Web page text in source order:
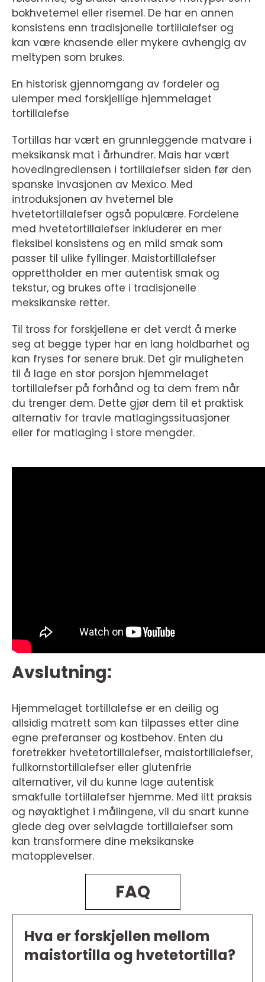
bokhvetemel eller risemel. De har en annen
konsistens enn tradisjonelle tortillalefser og
kan være knasende eller mykere avhengig av
meltypen som brukes.
En historisk gjennomgang av fordeler og
ulemper med forskjellige hjemmelaget
tortillalefse
Tortillas har vært en grunnleggende matvare i
meksikansk mat i århundrer. Mais har vært
hovedingrediensen i tortillalefser siden før den
spanske invasjonen av Mexico. Med
introduksjonen av hvetemel ble
hvetetortillalefser også populære. Fordelene
med hvetetortillalefser inkluderer en mer
fleksibel konsistens og en mild smak som
passer til ulike fyllinger. Maistortillalefser
opprettholder en mer autentisk smak og
tekstur, og brukes ofte i tradisjonelle
meksikanske retter.
Til tross for forskjellene er det verdt å merke
seg at begge typer har en lang holdbarhet og
kan fryses for senere bruk. Det gir muligheten
til å lage en stor porsjon hjemmelaget
tortillalefser på forhånd og ta dem frem når
du trenger dem. Dette gjør dem til et praktisk
alternativ for travle matlagingssituasjoner
eller for matlaging i store mengder.
Avslutning:
Hjemmelaget tortillalefse er en deilig og
allsidig matrett som kan tilpasses etter dine
egne preferanser og kostbehov. Enten du
foretrekker hvetetortillalefser, maistortillalefser,
fullkornstortillalefser eller glutenfrie
alternativer, vil du kunne lage autentisk
smakfulle tortillalefser hjemme. Med litt praksis
og nøyaktighet i målingene, vil du snart kunne
glede deg over selvlagde tortillalefser som
kan transformere dine meksikanske
matopplevelser.
FAQ
Hva er forskjellen mellom
maistortilla og hvetetortilla?